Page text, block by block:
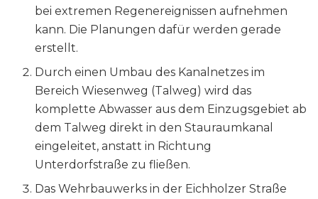
bei extremen Regenereignissen aufnehmen
kann. Die Planungen dafür werden gerade
erstellt.
Durch einen Umbau des Kanalnetzes im
Bereich Wiesenweg (Talweg) wird das
komplette Abwasser aus dem Einzugsgebiet ab
dem Talweg direkt in den Stauraumkanal
eingeleitet, anstatt in Richtung
Unterdorfstraße zu fließen.
Das Wehrbauwerks in der Eichholzer Straße